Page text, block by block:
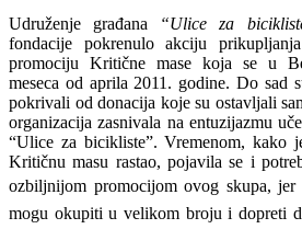
Udruženje građana
“Ulice za
fondacije pokrenulo akciju
promociju Kritične mase koja se u
meseca od aprila 2011. godine. Do sad
pokrivali od donacija koje su ostavljali
organizacija zasnivala na entuzijazmu
“Ulice za bicikliste”. Vremenom, kako
Kritičnu masu rastao, pojavila se i
ozbiljnijom promocijom ovog skupa, jer
mogu okupiti u velikom broju i dopreti